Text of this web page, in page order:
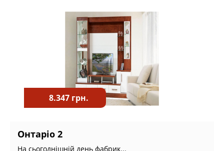
8.347 грн.
Онтаріо 2
На сьогоднішній день фабрик...